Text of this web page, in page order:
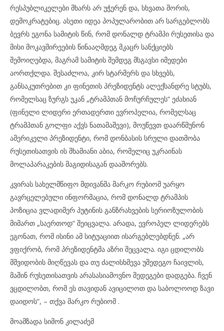
რესპუბლიკელები მხარს არ უჭერენ და, სხვათა შორის,
დემოკრატებიც. ასეთი იდეა პოპულარობით არ სარგებლობს
ბევრს ეგონა სამიტის წინ, რომ დონალდ ტრამპი რუსეთისა და
მისი მოკავშირეების წინააღმდეგ მკაცრ სანქციებს
შემოიღებდა, მაგრამ სამიტის შემდეგ მსგავსი იმედები
აორთქლდა. შესაძლოა, კირ სტარმერს და სხვებს,
განსაკუთრებით კი ფინეთის პრეზიდენტს ალექსანდრე სტუბს,
რომელსაც ზურგს უკან „ტრამპთან მოჩურჩულეს“ ეძახიან
(ფინელი ლიდერი ერთადერთი ევროპელია, რომელსაც
ტრამპთან გოლფი აქვს ნათამაშევი), მოუწევთ დაარწმუნონ
ამერიკელი პრეზიდენტი, რომ დონბასის სრული დათმობა
რუსეთისათვის ის შხამიანი აბია, რომელიც უკრაინას
მოლაპარაკების მაგიდისაგან დააშორებს.
კვირას სახელმწიფო მდივანმა მარკო რუბიომ უარყო
გავრცელებული ინფორმაცია, რომ დონალდ ტრამპის
პოზიცია ვლადიმერ პუტინის განზრახვების სერიოზულობის
მიმართ „საერთოდ“ შეიცვალა. არადა, ევროპელ ლიდერებს
ეგონათ, რომ ისინი ამ სიტუაციით ისარგებლებდნენ. „არ
ვფიქრობ, რომ პრეზიდენტმა აზრი შეცვალა. იგი ცდილობს
მშვიდობის მიღწევას და თუ ძალისხმევა უშედეგო ჩაივლის,
მაშინ რუსეთისათვის არასასიამოვნო შედეგები დადგება. ჩვენ
ვცდილობთ, რომ ეს თავიდან ავიცილოთ და საბოლოოდ ზავი
დაიდოს“, – თქვა მარკო რუბიომ .
მოამზადა სიმონ კილაძემ